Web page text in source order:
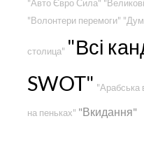
"Авто Євро Сила"
"Волонтери перемоги"
столица" "Всі
SWOT" "Арабська
на пеньках" "Вкидання"